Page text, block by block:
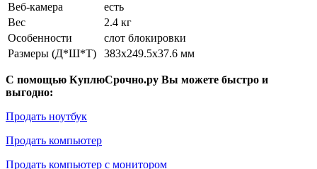
Веб-камера
есть
Вес
2.4 кг
Особенности
слот блокировки
Размеры (Д*Ш*Т)
383x249.5x37.6 мм
С помощью КуплюСрочно.ру Вы можете быстро и
выгодно:
Продать ноутбук
Продать компьютер
Продать компьютер с монитором